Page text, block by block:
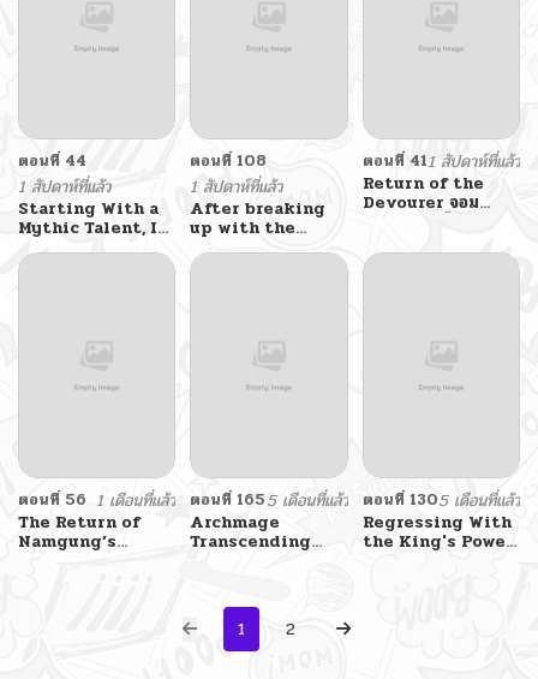
ตอนที่ 44
1 สัปดาห์ที่แล้ว
Starting With a
Mythic Talent, I
Cut Down Gods!
ปลุกพลังระดับตำนาน
ตอนที่ 108
1 สัปดาห์ที่แล้ว
After breaking
up with the
school beauty, I
became a martial
ตอนที่ 411 สัปดาห์ที่แล้ว
Return of the
Devourer จอม
ตอนที่ 56 1 เดือนที่แล้ว
The Return of
Namgung’s
ตอนที่ 1655 เดือนที่แล้ว
Archmage
Transcending
ตอนที่ 1305 เดือนที่แล้ว
Regressing With
the King's Power
1 2